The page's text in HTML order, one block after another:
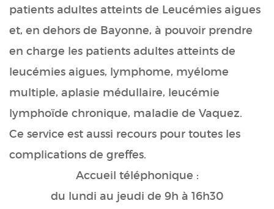
patients adultes atteints de Leucémies aigues
et, en dehors de Bayonne, à pouvoir prendre
en charge les patients adultes atteints de
leucémies aigues, lymphome, myélome
multiple, aplasie médullaire, leucémie
lymphoïde chronique, maladie de Vaquez.
Ce service est aussi recours pour toutes les
complications de greffes.
Accueil téléphonique :
du lundi au jeudi de 9h à 16h30